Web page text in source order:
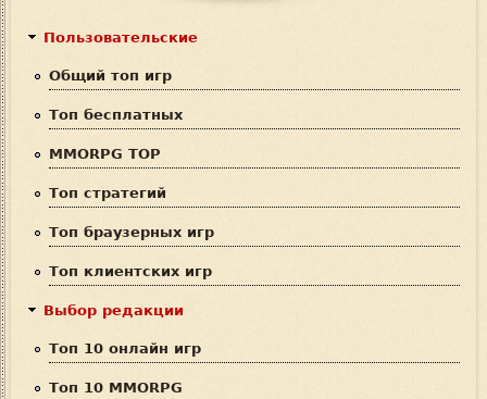
Пользовательские
Общий топ игр
Топ бесплатных
MMORPG TOP
Топ стратегий
Топ браузерных игр
Топ клиентских игр
Выбор редакции
Топ 10 онлайн игр
Топ 10 MMORPG